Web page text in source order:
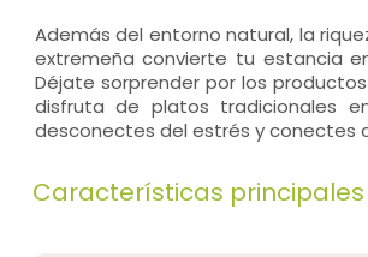
Además del entorno natural, la
extremeña convierte tu estancia
Déjate sorprender por los
disfruta de platos tradicionales
desconectes del estrés y conectes
Características principales